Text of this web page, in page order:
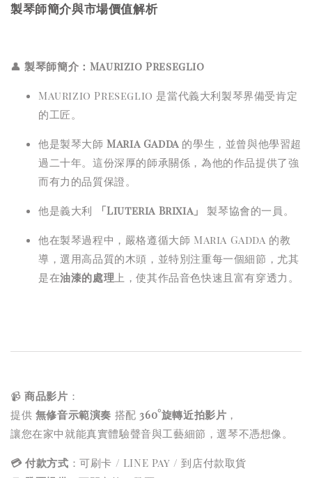
製琴師簡介與市場價值解析
👤製琴師簡介：Maurizio Preseglio
Maurizio Preseglio 是當代義大利製琴界備受肯定
的工匠。
他是製琴大師Maria Gadda的學生，並曾與他學習超
過二十年。這份深厚的師承關係，為他的作品提供了強
而有力的品質保證。
他是義大利 「Liuteria Brixia」 製琴協會的一員。
他在製琴過程中，嚴格遵循大師 Maria Gadda 的教
導，選用高品質的木頭，並特別注重每一個細節，尤其
是在油漆的處理上，使其作品音色快速且富有穿透力。
📹商品影片 ：
提供 無修音示範演奏 搭配360°旋轉近拍影片 ，
讓您在家中就能真實體驗聲音與工藝細節，選琴不憑想像。
💳 付款方式 ：可刷卡 / LINE Pay / 到店付款取貨